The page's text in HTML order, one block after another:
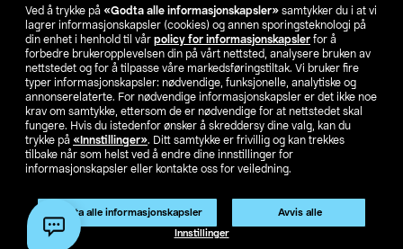
Ved å trykke på «Godta alle informasjonskapsler» samtykker du i at vi
lagrer informasjonskapsler (cookies) og annen sporingsteknologi på
din enhet i henhold til vår policy for informasjonskapsler for å
forbedre brukeropplevelsen din på vårt nettsted, analysere bruken av
nettstedet og for å tilpasse våre markedsføringstiltak. Vi bruker fire
typer informasjonskapsler: nødvendige, funksjonelle, analytiske og
annonserelaterte. For nødvendige informasjonskapsler er det ikke noe
krav om samtykke, ettersom de er nødvendige for at nettstedet skal
fungere. Hvis du istedenfor ønsker å skreddersy dine valg, kan du
trykke på «Innstillinger». Ditt samtykke er frivillig og kan trekkes
tilbake når som helst ved å endre dine innstillinger for
informasjonskapsler eller kontakte oss for veiledning.
Godta alle informasjonskapsler Avvis alle
Innstillinger
Legg i handlekurv
Våre selskaper
Finn din butikk
SE NO FI
Privacy statement Medlemsvilkår Kjøpsvilkår
For bedrifter
Endre til priser ekskl. moms